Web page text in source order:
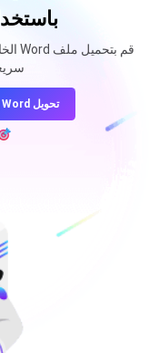
تحويل Word إلى PPT باستخدام الذكاء الاصطناعي